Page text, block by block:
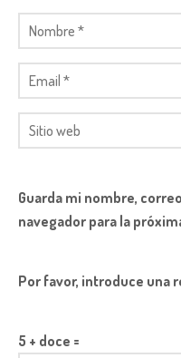
Guarda mi nombre,
navegador para la
Por favor, introduce una
5 + doce =